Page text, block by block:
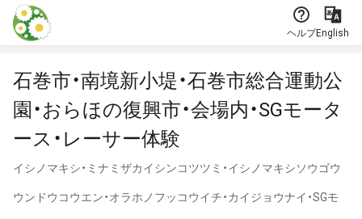
本文に飛ぶ
ヘルプEnglish
石巻市・南境新小堤・石巻市総合運動公
園・おらほの復興市・会場内・SGモータ
ース・レーサー体験
イシノマキシ・ミナミザカイシンコツツミ・イシノマキシソウゴウ
ウンドウコウエン・オラホノフッコウイチ・カイジョウナイ・SGモ